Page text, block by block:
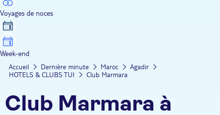
Voyages de noces
Week-end
Accueil Dernière minute Maroc
Agadir
HOTELS & CLUBS TUI
Club Marmara
Club Marmara à